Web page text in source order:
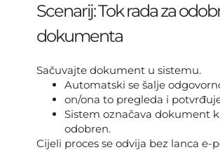
Scenarij: Tok rada za
dokumenta
Sačuvajte dokument u sistemu.
Automatski se šalje
on/ona to pregleda i
Sistem označava dokument
odobren.
Cijeli proces se odvija bez lanca e-